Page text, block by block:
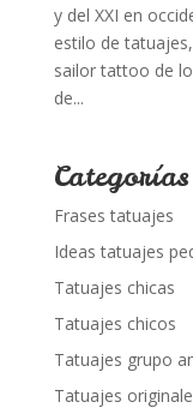
y del XXI en
estilo de
sailor tattoo de
de...
Categorías
Frases tatuajes
Ideas tatuajes
Tatuajes chicas
Tatuajes chicos
Tatuajes grupo
Tatuajes